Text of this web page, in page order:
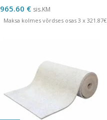
965.60 € sis.KM
Maksa kolmes võrdses osas 3 x 321.87€